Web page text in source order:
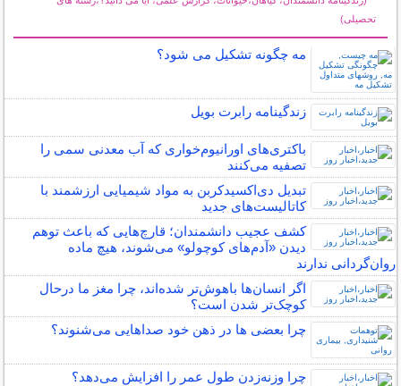
تحصیلی)
مه چگونه تشکیل می شود؟
زندگینامه رابرت بویل
باکتری‌های اورانیوم‌خواری که آب معدنی سمی را
تصفیه می‌کنند
تبدیل دی‌اکسیدکربن به مواد شیمیایی ارزشمند با
کاتالیست‌های جدید
کشف عجیب دانشمندان؛ قارچ‌هایی که باعث توهم
دیدن «آدم‌های کوچولو» می‌شوند، هیچ ماده
روان‌گردانی ندارند
اگر انسان‌ها باهوش‌تر شده‌اند، چرا مغز ما درحال
کوچک‌تر شدن است؟
چرا بعضی ها در ذهن خود صداهایی می‌شنوند؟
چرا وزنه‌زدن طول عمر را افزایش می‌دهد؟